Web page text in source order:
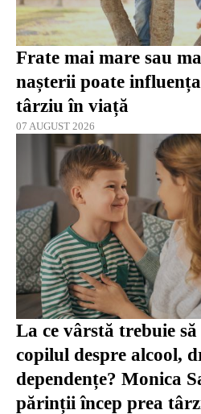
Frate mai mare sau
nașterii poate
târziu în viață
07 AUGUST 2026
La ce vârstă trebuie
copilul despre alcool,
dependențe? Monica
părinții încep prea